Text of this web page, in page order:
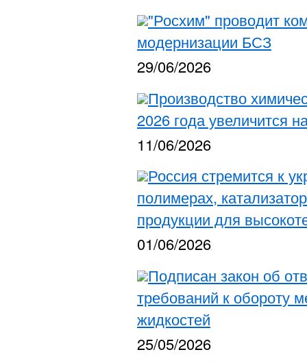
"Росхим" проводит
модернизации БСЗ
29/06/2026
Производство
2026 года увеличится
11/06/2026
Россия стремится к
полимерах,
продукции для
01/06/2026
Подписан закон об
требований к обороту
жидкостей
25/05/2026